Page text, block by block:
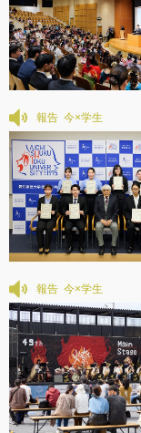
報告
報告